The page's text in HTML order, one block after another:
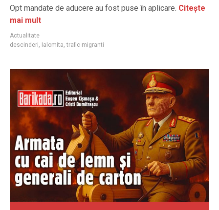
Opt mandate de aducere au fost puse în aplicare. Citește
mai mult
Actualitate
descinderi, Ialomita,trafic migranti